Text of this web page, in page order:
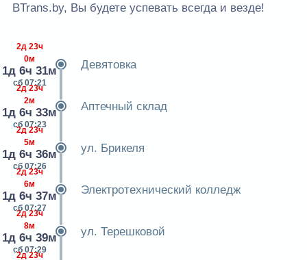
BTrans.by, Вы будете успевать всегда и везде!
2д 23ч
0м
1д 6ч 31м
сб 07:21
Девятовка
2д 23ч
2м
1д 6ч 33м
сб 07:23
Аптечный склад
2д 23ч
5м
1д 6ч 36м
сб 07:26
ул. Брикеля
2д 23ч
6м
1д 6ч 37м
сб 07:27
Электротехнический колледж
2д 23ч
8м
1д 6ч 39м
сб 07:29
ул. Терешковой
2д 23ч